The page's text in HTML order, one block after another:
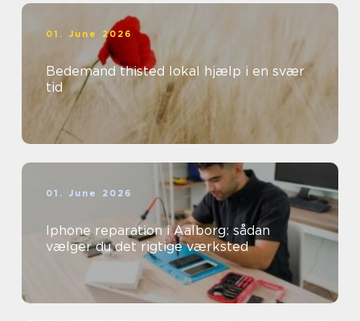
01. June 2026
Bedemand thisted lokal hjælp i en svær
tid
01. June 2026
Iphone reparation i Aalborg: sådan
vælger du det rigtige værksted